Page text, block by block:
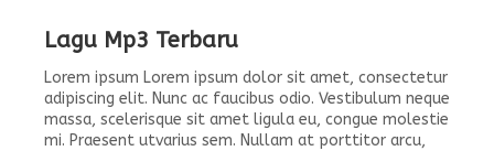
Lagu Mp3 Terbaru
Lorem ipsum Lorem ipsum dolor sit amet, consectetur
adipiscing elit. Nunc ac faucibus odio. Vestibulum neque
massa, scelerisque sit amet ligula eu, congue molestie
mi. Praesent utvarius sem. Nullam at porttitor arcu,